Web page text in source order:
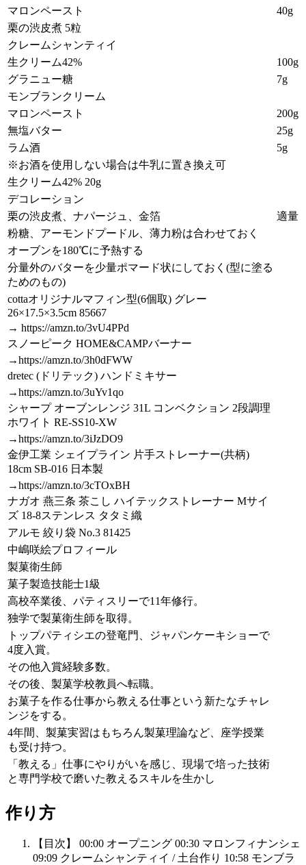
マロンペースト
40g
栗の渋皮煮 5粒
クレームシャンティイ
生クリーム42%
100g
グラニュー糖
7g
モンブランクリーム
マロンペースト
200g
無塩バター
25g
ラム酒
5g
※お酒を使用しない場合は牛乳に置き換え可
生クリーム42% 20g
デコレーション
栗の渋皮煮、ナパージュ、金箔
適量
粉糖、アーモンドプードル、薄力粉は合わせておく
オーブンを180℃に予熱する
分量外のバターを少量ポマード状にしておく(型に塗る
ためのもの)
cottaオリジナルマフィン型(6個取) グレー
26×17.5×3.5cm 85667
→ https://amzn.to/3vU4PPd
スノーピーク HOME&CAMPバーナー
→https://amzn.to/3h0dFWW
dretec (ドリテック) ハンドミキサー
→https://amzn.to/3uYv1qo
シャープ オーブンレンジ 31L コンベクション 2段調理
ホワイト RE-SS10-XW
→https://amzn.to/3iJzDO9
金伊工業 シェイプライン 片手ストレーナー(共柄)
18cm SB-016 日本製
→https://amzn.to/3cTOxBH
ナガオ 燕三条 茶こし ハイテックストレーナー Mサイ
ズ 18-8ステンレス タタミ織
アルモ 絞り袋 No.3 81425
中嶋咲絵プロフィール
製菓衛生師
菓子製造技能士1級
高校卒業後、パティスリーで11年修行。
独学で製菓衛生師を取得。
トップパティシエの登竜門、ジャパンケーキショーで
4度入賞。
その他入賞経験多数。
その後、製菓学校教員へ転職。
お菓子を作る仕事から教える仕事という新たなチャレ
ンジをする。
4年間、製菓実習はもちろん製菓理論など、座学授業
も受け持つ。
「教える」仕事にやりがいを感じ、現場で培った技術
と専門学校で磨いた教えるスキルを生かし
作り方
【目次】 00:00 オープニング 00:30 マロンフィナンシェ
09:09 クレームシャンティイ / 土台作り 10:58 モンブラ